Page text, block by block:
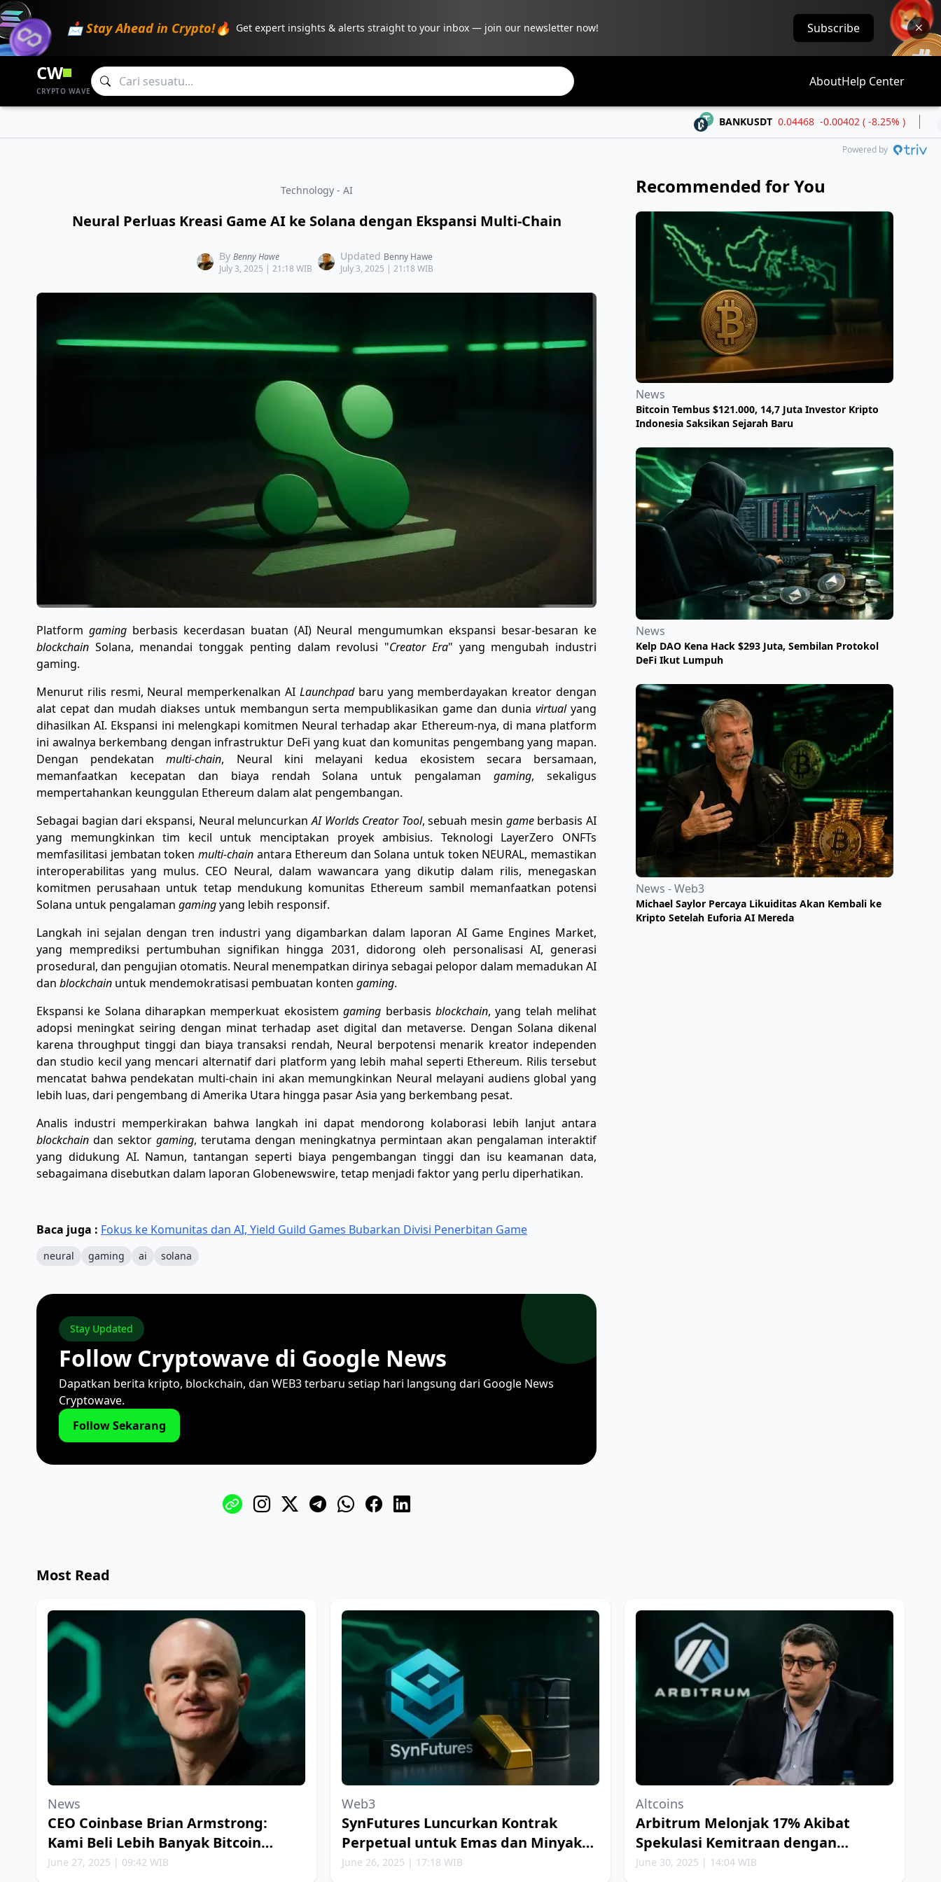
📩 Stay Ahead in Crypto!🔥 Get expert insights & alerts straight to your inbox — join our newsletter now! Subscribe
CW
CRYPTO WAVE
AboutHelp Center
BANKUSDT 0.04468 -0.00402 ( -8.25% )
Powered by
Technology - AI
Neural Perluas Kreasi Game AI ke Solana dengan Ekspansi Multi-Chain
By Benny Hawe
July 3, 2025 | 21:18 WIB
Updated Benny Hawe
July 3, 2025 | 21:18 WIB
Platform gaming berbasis kecerdasan buatan (AI) Neural mengumumkan ekspansi besar-besaran ke
blockchain Solana, menandai tonggak penting dalam revolusi "Creator Era" yang mengubah industri
gaming.
Menurut rilis resmi, Neural memperkenalkan AI Launchpad baru yang memberdayakan kreator dengan
alat cepat dan mudah diakses untuk membangun serta mempublikasikan game dan duniavirtualyang
dihasilkan AI. Ekspansi ini melengkapi komitmen Neural terhadap akar Ethereum-nya, di mana platform
ini awalnya berkembang dengan infrastruktur DeFi yang kuat dan komunitas pengembang yang mapan.
Dengan pendekatanmulti-chain, Neural kini melayani kedua ekosistem secara bersamaan,
memanfaatkan kecepatan dan biaya rendah Solana untuk pengalamangaming, sekaligus
mempertahankan keunggulan Ethereum dalam alat pengembangan.
Sebagai bagian dari ekspansi, Neural meluncurkanAI Worlds Creator Tool, sebuah mesin game berbasis AI
yang memungkinkan tim kecil untuk menciptakan proyek ambisius. Teknologi LayerZero ONFTs
memfasilitasi jembatan token multi-chain antara Ethereum dan Solana untuk token NEURAL, memastikan
interoperabilitas yang mulus. CEO Neural, dalam wawancara yang dikutip dalam rilis, menegaskan
komitmen perusahaan untuk tetap mendukung komunitas Ethereum sambil memanfaatkan potensi
Solana untuk pengalaman gamingyang lebih responsif.
Langkah ini sejalan dengan tren industri yang digambarkan dalam laporan AI Game Engines Market,
yang memprediksi pertumbuhan signifikan hingga 2031, didorong oleh personalisasi AI, generasi
prosedural, dan pengujian otomatis. Neural menempatkan dirinya sebagai pelopor dalam memadukan AI
dan blockchain untuk mendemokratisasi pembuatan konten gaming.
Ekspansi ke Solana diharapkan memperkuat ekosistemgaming berbasis blockchain, yang telah melihat
adopsi meningkat seiring dengan minat terhadap aset digital dan metaverse. Dengan Solana dikenal
karena throughput tinggi dan biaya transaksi rendah, Neural berpotensi menarik kreator independen
dan studio kecil yang mencari alternatif dari platform yang lebih mahal seperti Ethereum. Rilis tersebut
mencatat bahwa pendekatan multi-chain ini akan memungkinkan Neural melayani audiens global yang
lebih luas, dari pengembang di Amerika Utara hingga pasar Asia yang berkembang pesat.
Analis industri memperkirakan bahwa langkah ini dapat mendorong kolaborasi lebih lanjut antara
blockchain dan sektor gaming, terutama dengan meningkatnya permintaan akan pengalaman interaktif
yang didukung AI. Namun, tantangan seperti biaya pengembangan tinggi dan isu keamanan data,
sebagaimana disebutkan dalam laporan Globenewswire, tetap menjadi faktor yang perlu diperhatikan.
Baca juga : Fokus ke Komunitas dan AI, Yield Guild Games Bubarkan Divisi Penerbitan Game
neural gaming ai solana
Stay Updated
Follow Cryptowave di Google News
Dapatkan berita kripto, blockchain, dan WEB3 terbaru setiap hari langsung dari Google News
Cryptowave.
Follow Sekarang
Recommended for You
News
Bitcoin Tembus $121.000, 14,7 Juta Investor Kripto
Indonesia Saksikan Sejarah Baru
News
Kelp DAO Kena Hack $293 Juta, Sembilan Protokol
DeFi Ikut Lumpuh
News - Web3
Michael Saylor Percaya Likuiditas Akan Kembali ke
Kripto Setelah Euforia AI Mereda
Most Read
News
CEO Coinbase Brian Armstrong:
Kami Beli Lebih Banyak Bitcoin
Setiap Minggu
June 27, 2025 | 09:42 WIB
Web3
SynFutures Luncurkan Kontrak
Perpetual untuk Emas dan Minyak
Bumi
June 26, 2025 | 17:18 WIB
Altcoins
Arbitrum Melonjak 17% Akibat
Spekulasi Kemitraan dengan
Robinhood
June 30, 2025 | 14:04 WIB